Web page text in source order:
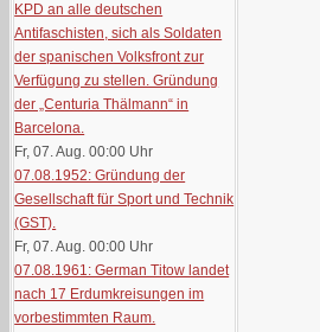
KPD an alle deutschen
Antifaschisten, sich als Soldaten
der spanischen Volksfront zur
Verfügung zu stellen. Gründung
der „Centuria Thälmann“ in
Barcelona.
Fr, 07. Aug. 00:00 Uhr
07.08.1952: Gründung der
Gesellschaft für Sport und Technik
(GST).
Fr, 07. Aug. 00:00 Uhr
07.08.1961: German Titow landet
nach 17 Erdumkreisungen im
vorbestimmten Raum.